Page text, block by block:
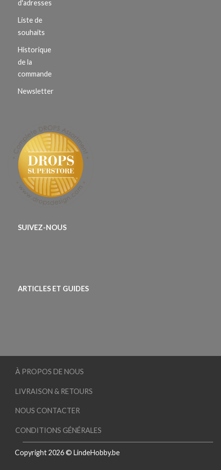
d'adresses
Liste de
souhaits
Historique
de la
commande
Newsletter
SUIVEZ-NOUS
ARTICLES ET GUIDES
À PROPOS DE NOUS
LIVRAISON & RETOURS
NOUS CONTACTER
CONDITIONS GÉNÉRALES
Copyright 2026 © LindeHobby.be